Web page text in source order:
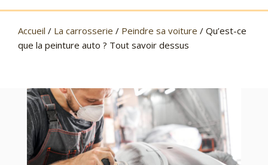
Accueil / La carrosserie / Peindre sa voiture / Qu’est-ce
que la peinture auto ? Tout savoir dessus